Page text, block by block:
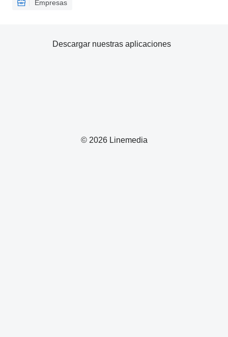
Empresas
© 2026 Linemedia
Descargar nuestras aplicaciones